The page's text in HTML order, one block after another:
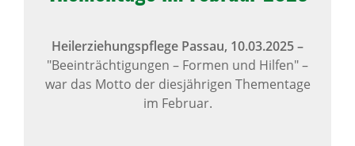
Heilerziehungspflege Passau, 10.03.2025–
"Beeinträchtigungen – Formen und Hilfen" –
war das Motto der diesjährigen Thementage
im Februar.